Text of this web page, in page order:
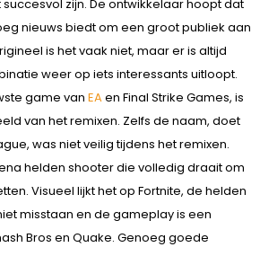
zijn. De ontwikkelaar hoopt dat
nieuws biedt om een groot publiek aan
is het vaak niet, maar er is altijd
weer op iets interessants uitloopt.
game van EAen Final Strike Games, is
van het remixen. Zelfs de naam, doet
was niet veilig tijdens het remixen.
helden shooter die volledig draait om
Visueel lijkt het op Fortnite, de helden
misstaan en de gameplay is een
Bros en Quake. Genoeg goede